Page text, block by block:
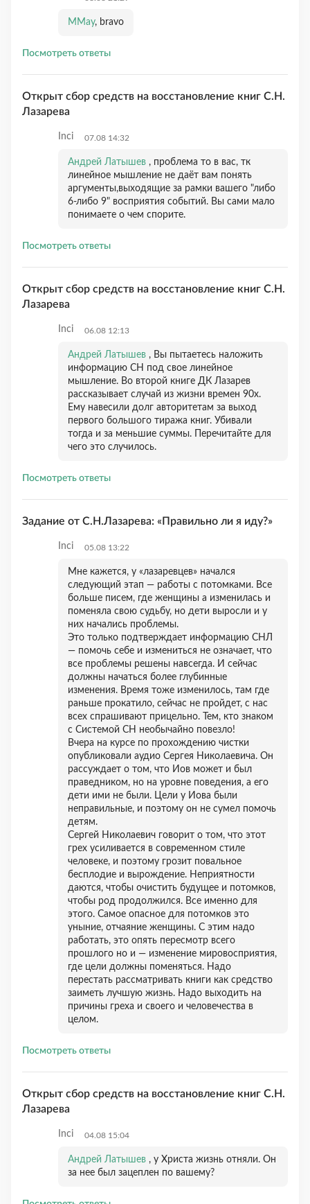
MMay, bravo
Посмотреть ответы
Открыт сбор средств на восстановление книг С.Н.
Лазарева
Inci 07.08 14:32
Андрей Латышев , проблема то в вас, тк
линейное мышление не даёт вам понять
аргументы,выходящие за рамки вашего "либо
6-либо 9" восприятия событий. Вы сами мало
понимаете о чем спорите.
Посмотреть ответы
Открыт сбор средств на восстановление книг С.Н.
Лазарева
Inci 06.08 12:13
Андрей Латышев , Вы пытаетесь наложить
информацию СН под свое линейное
мышление. Во второй книге ДК Лазарев
рассказывает случай из жизни времен 90х.
Ему навесили долг авторитетам за выход
первого большого тиража книг. Убивали
тогда и за меньшие суммы. Перечитайте для
чего это случилось.
Посмотреть ответы
Задание от С.Н.Лазарева: «Правильно ли я иду?»
Inci 05.08 13:22
Мне кажется, у «лазаревцев» начался
следующий этап — работы с потомками. Все
больше писем, где женщины а изменилась и
поменяла свою судьбу, но дети выросли и у
них начались проблемы.
Это только подтверждает информацию СНЛ
— помочь себе и измениться не означает, что
все проблемы решены навсегда. И сейчас
должны начаться более глубинные
изменения. Время тоже изменилось, там где
раньше прокатило, сейчас не пройдет, с нас
всех спрашивают прицельно. Тем, кто знаком
с Системой СН необычайно повезло!
Вчера на курсе по прохождению чистки
опубликовали аудио Сергея Николаевича. Он
рассуждает о том, что Иов может и был
праведником, но на уровне поведения, а его
дети ими не были. Цели у Иова были
неправильные, и поэтому он не сумел помочь
детям.
Сергей Николаевич говорит о том, что этот
грех усиливается в современном стиле
человеке, и поэтому грозит повальное
бесплодие и вырождение. Неприятности
даются, чтобы очистить будущее и потомков,
чтобы род продолжился. Все именно для
этого. Самое опасное для потомков это
уныние, отчаяние женщины. С этим надо
работать, это опять пересмотр всего
прошлого но и — изменение мировосприятия,
где цели должны поменяться. Надо
перестать рассматривать книги как средство
заиметь лучшую жизнь. Надо выходить на
причины греха и своего и человечества в
целом.
Посмотреть ответы
Открыт сбор средств на восстановление книг С.Н.
Лазарева
Inci 04.08 15:04
Андрей Латышев , у Христа жизнь отняли. Он
за нее был зацеплен по вашему?